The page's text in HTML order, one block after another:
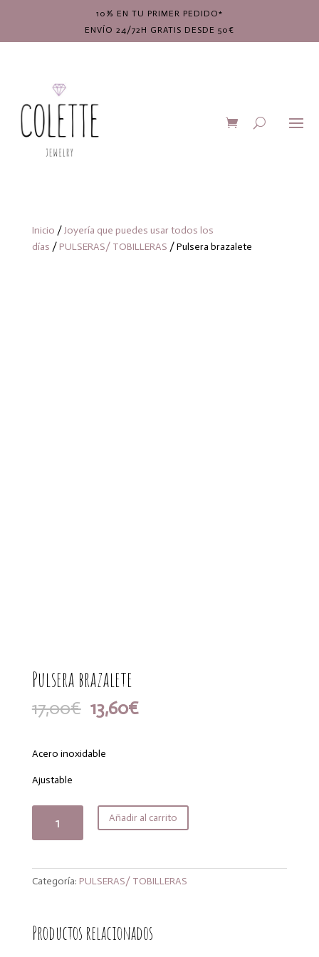
10% EN TU PRIMER PEDIDO*
ENVÍO 24/72H GRATIS DESDE 50€
Inicio /Joyería que puedes usar todos los
días / PULSERAS/ TOBILLERAS / Pulsera brazalete
Pulsera brazalete
17,00€ El
precio
era:
13,60€El
Acero inoxidable
Ajustable
brazalete
Añadir al carrito
Categoría: PULSERAS/ TOBILLERAS
Productos relacionados